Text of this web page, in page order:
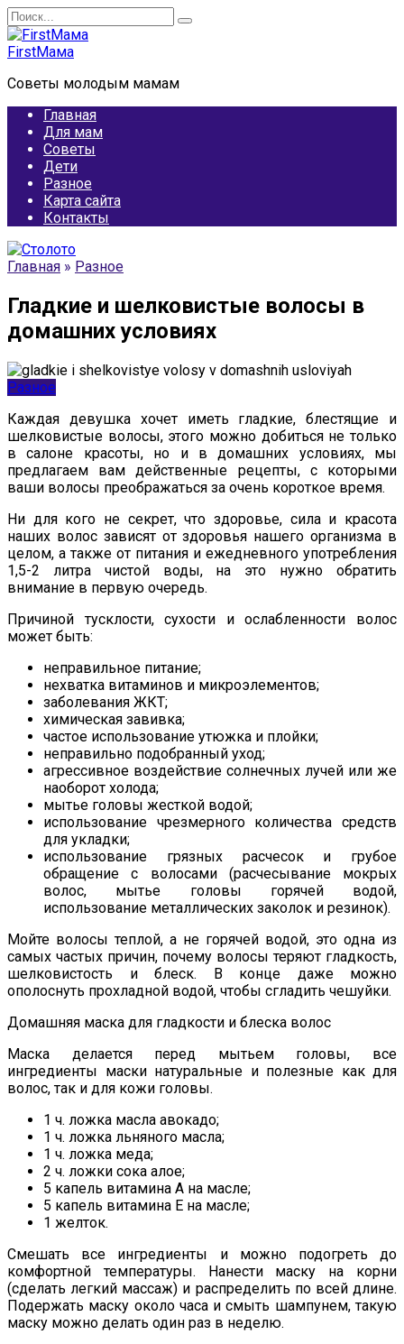
Перейти
к
содержанию
Search
for:
FirstМама
Советы молодым мамам
Главная
Для мам
Советы
Дети
Разное
Карта сайта
Контакты
Главная » Разное
Гладкие и шелковистые волосы в
домашних условиях
Разное
Каждая девушка хочет иметь гладкие, блестящие и
шелковистые волосы, этого можно добиться не только
в салоне красоты, но и в домашних условиях, мы
предлагаем вам действенные рецепты, с которыми
ваши волосы преображаться за очень короткое время.
Ни для кого не секрет, что здоровье, сила и красота
наших волос зависят от здоровья нашего организма в
целом, а также от питания и ежедневного употребления
1,5-2 литра чистой воды, на это нужно обратить
внимание в первую очередь.
Причиной тусклости, сухости и ослабленности волос
может быть:
неправильное питание;
нехватка витаминов и микроэлементов;
заболевания ЖКТ;
химическая завивка;
частое использование утюжка и плойки;
неправильно подобранный уход;
агрессивное воздействие солнечных лучей или же
наоборот холода;
мытье головы жесткой водой;
использование чрезмерного количества средств
для укладки;
использование грязных расчесок и грубое
обращение с волосами (расчесывание мокрых
волос, мытье головы горячей водой,
использование металлических заколок и резинок).
Мойте волосы теплой, а не горячей водой, это одна из
самых частых причин, почему волосы теряют гладкость,
шелковистость и блеск. В конце даже можно
ополоснуть прохладной водой, чтобы сгладить чешуйки.
Домашняя маска для гладкости и блеска волос
Маска делается перед мытьем головы, все
ингредиенты маски натуральные и полезные как для
волос, так и для кожи головы.
1 ч. ложка масла авокадо;
1 ч. ложка льняного масла;
1 ч. ложка меда;
2 ч. ложки сока алое;
5 капель витамина А на масле;
5 капель витамина Е на масле;
1 желток.
Смешать все ингредиенты и можно подогреть до
комфортной температуры. Нанести маску на корни
(сделать легкий массаж) и распределить по всей длине.
Подержать маску около часа и смыть шампунем, такую
маску можно делать один раз в неделю.